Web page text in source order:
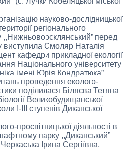
науково-дослідницької
регіонального
перед
виступила Смоляр Наталія
кафедри прикладної екології
Національного університету
імені Юрія Кондратюка”.
проведення еколого-
поділилася Біляєва Тетяна
Великобудищанської
І-ІІІ ступенів Диканської
просвітницької діяльності в
парку ,,Диканський”
Ірина Сергіївна,